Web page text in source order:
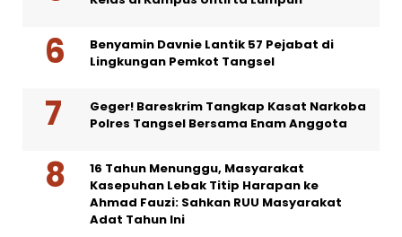
Benyamin Davnie Lantik 57 Pejabat di
Lingkungan Pemkot Tangsel
Geger! Bareskrim Tangkap Kasat Narkoba
Polres Tangsel Bersama Enam Anggota
16 Tahun Menunggu, Masyarakat
Kasepuhan Lebak Titip Harapan ke
Ahmad Fauzi: Sahkan RUU Masyarakat
Adat Tahun Ini